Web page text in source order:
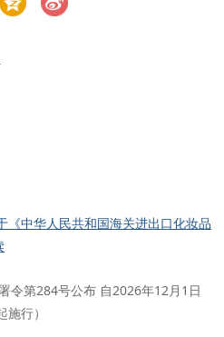
《中华人民共和国海关进出口化妆品
令第284号公布 自2026年12月1日
施行）